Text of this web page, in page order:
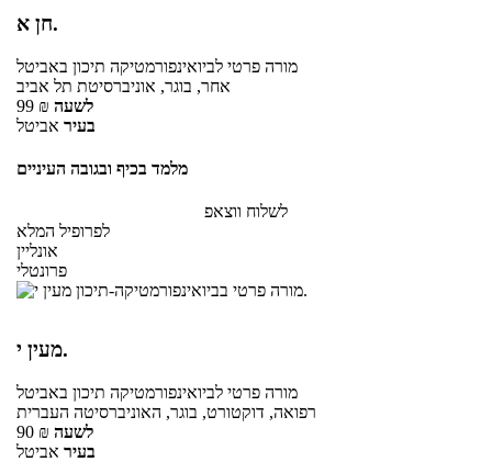
חן א.
מורה פרטי לביואינפורמטיקה תיכון באביטל
אחר, בוגר, אוניברסיטת תל אביב
99 ₪ לשעה
בעיר אביטל
מלמד בכיף ובגובה העיניים
לשלוח ווצאפ
לפרופיל המלא
אונליין
פרונטלי
מעין י.
מורה פרטי לביואינפורמטיקה תיכון באביטל
רפואה, דוקטורט, בוגר, האוניברסיטה העברית
90 ₪ לשעה
בעיר אביטל